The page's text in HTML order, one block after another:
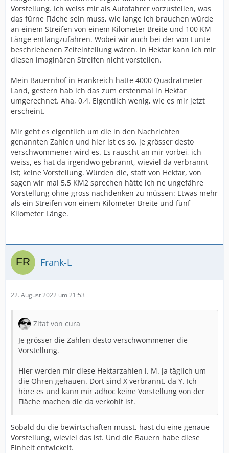
Vorstellung. Ich weiss mir als Autofahrer vorzustellen, was
das fürne Fläche sein muss, wie lange ich brauchen würde
an einem Streifen von einem Kilometer Breite und 100 KM
Länge entlangzufahren. Wobei wir auch bei der von Lunte
beschriebenen Zeiteinteilung wären. In Hektar kann ich mir
diesen imaginären Streifen nicht vorstellen.
Mein Bauernhof in Frankreich hatte 4000 Quadratmeter
Land, gestern hab ich das zum erstenmal in Hektar
umgerechnet. Aha, 0,4. Eigentlich wenig, wie es mir jetzt
erscheint.
Mir geht es eigentlich um die in den Nachrichten
genannten Zahlen und hier ist es so, je grösser desto
verschwommener wird es. Es rauscht an mir vorbei, ich
weiss, es hat da irgendwo gebrannt, wieviel da verbrannt
ist; keine Vorstellung. Würden die, statt von Hektar, von
sagen wir mal 5,5 KM2 sprechen hätte ich ne ungefähre
Vorstellung ohne gross nachdenken zu müssen: Etwas mehr
als ein Streifen von einem Kilometer Breite und fünf
Kilometer Länge.
Frank-L
22. August 2022 um 21:53
Zitat von cura
Je grösser die Zahlen desto verschwommener die
Vorstellung.
Hier werden mir diese Hektarzahlen i. M. ja täglich um
die Ohren gehauen. Dort sind X verbrannt, da Y. Ich
höre es und kann mir adhoc keine Vorstellung von der
Fläche machen die da verkohlt ist.
Sobald du die bewirtschaften musst, hast du eine genaue
Vorstellung, wieviel das ist. Und die Bauern habe diese
Einheit entwickelt.